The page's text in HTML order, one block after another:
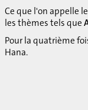
Ce que l'on appelle
les thèmes tels que
Pour la quatrième
Hana.